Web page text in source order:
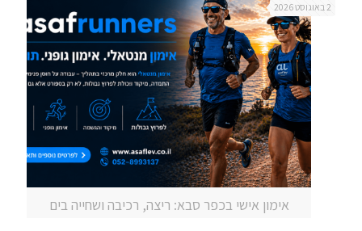
אימון אישי בכפר סבא: ריצה, רכיבה ושחייה בים
2 באוגוסט 2026